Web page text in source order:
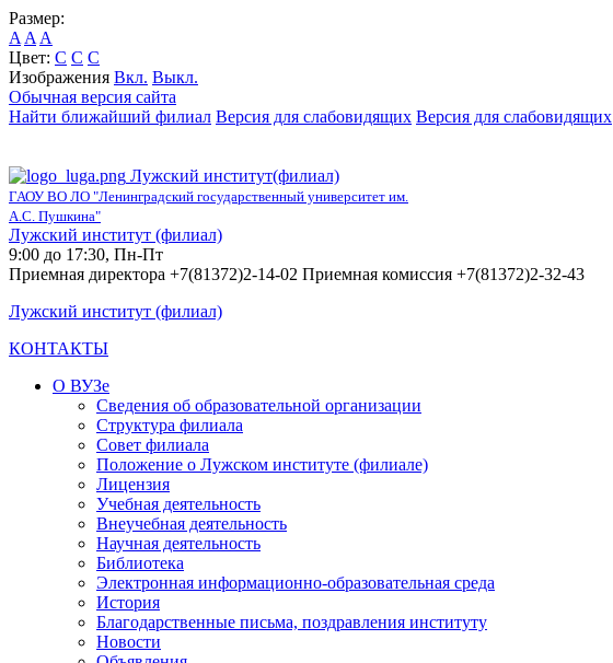
Размер:
A A A
Цвет: C C C
Изображения Вкл. Выкл.
Обычная версия сайта
Найти ближайший филиал Версия для слабовидящих Версия для слабовидящих
Лужский институт(филиал)
ГАОУ ВО ЛО "Ленинградский государственный университет им.
А.С. Пушкина"
Лужский институт (филиал)
9:00 до 17:30, Пн-Пт
Приемная директора +7(81372)2-14-02 Приемная комиссия +7(81372)2-32-43
Лужский институт (филиал)
КОНТАКТЫ
О ВУЗе
Сведения об образовательной организации
Структура филиала
Совет филиала
Положение о Лужском институте (филиале)
Лицензия
Учебная деятельность
Внеучебная деятельность
Научная деятельность
Библиотека
Электронная информационно-образовательная среда
История
Благодарственные письма, поздравления институту
Новости